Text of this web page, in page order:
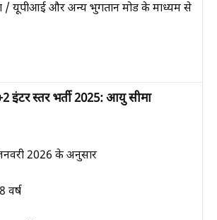
/ यूपीआई और अन्य भुगतान मोड के माध्यम से
इंटर स्तर भर्ती 2025: आयु सीमा
2026 के अनुसार
वर्ष